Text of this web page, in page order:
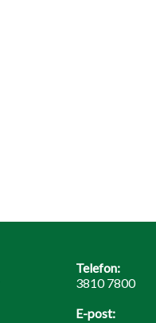
Telefon:
3810 7800
E-post: